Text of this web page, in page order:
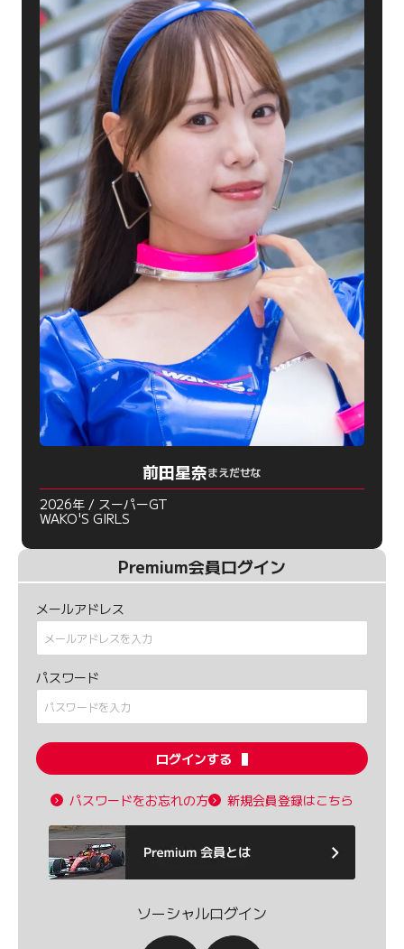
前田星奈まえだせな
2026年 / スーパーGT
WAKO'S GIRLS
Premium会員ログイン
メールアドレス
パスワード
ログインする
パスワードをお忘れの方 新規会員登録はこちら
ソーシャルログイン